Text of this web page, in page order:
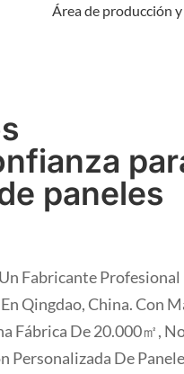
Área de producción
paneles
Fabricante Profesional
Qingdao, China. Con
Fábrica De 20.000㎡,
Personalizada De